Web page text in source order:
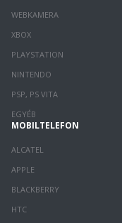
WEBKAMERA
XBOX
PLAYSTATION
NINTENDO
PSP, PS VITA
EGYÉB
MOBILTELEFON
ALCATEL
APPLE
BLACKBERRY
HTC